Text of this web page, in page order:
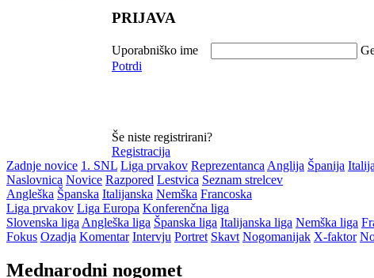
PRIJAVA
Uporabniško ime
Potrdi
Še niste registrirani?
Registracija
Zadnje novice 1. SNL Liga prvakov Reprezentanca Anglija Španija Italija
Naslovnica Novice Razpored Lestvica Seznam strelcev
Angleška Španska Italijanska Nemška Francoska
Liga prvakov Liga Europa Konferenčna liga
Slovenska liga Angleška liga Španska liga Italijanska liga Nemška liga
Fokus Ozadja Komentar Intervju Portret Skavt Nogomanijak X-faktor
Mednarodni nogomet